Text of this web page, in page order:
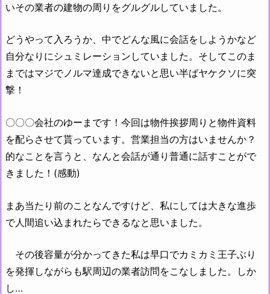
いその業者の建物の周りをグルグルしていました。
どうやって入ろうか、中でどんな風に会話をしようかなど
自分なりにシュミレーションしていました。そしてこのま
まではマジでノルマ達成できないと思い半ばヤケクソに突
撃！
〇〇〇会社のゆーまです！今回は物件挨拶周りと物件資料
を配らさせて貰っています。営業担当の方はいませんか？
的なことを言うと、なんと会話が通り普通に話すことがで
きました！(感動)
まあ当たり前のことなんですけど、私にしては大きな進歩
で人間追い込まれたらできるなと思いました。
その後容量が分かってきた私は早口でカミカミ王子ぶり
を発揮しながらも駅周辺の業者訪問をこなしました。しか
し…